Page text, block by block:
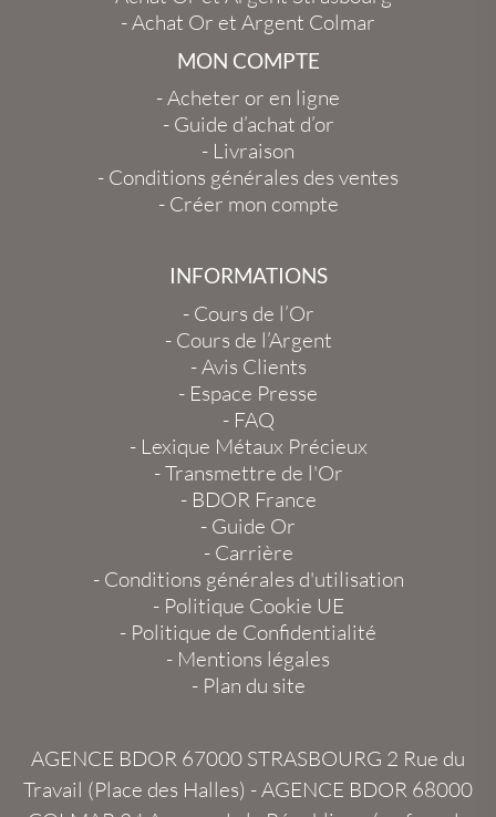
-Achat Or et Argent Colmar
MON COMPTE
-Acheter or en ligne
- Guide d’achat d’or
- Livraison
- Conditions générales des ventes
- Créer mon compte
INFORMATIONS
- Cours de l’Or
- Cours de l’Argent
-Avis Clients
- Espace Presse
- FAQ
- Lexique Métaux Précieux
-Transmettre de l'Or
- BDOR France
- Guide Or
- Carrière
- Conditions générales d'utilisation
- Politique Cookie UE
- Politique de Confidentialité
- Mentions légales
- Plan du site
AGENCE BDOR 67000 STRASBOURG 2 Rue du
Travail (Place des Halles) -AGENCE BDOR 68000